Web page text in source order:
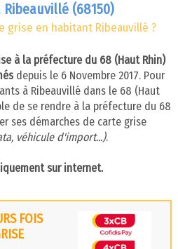
Ribeauvillé (68150)
grise en habitant Ribeauvillé ?
à la préfecture du 68 (Haut Rhin)
depuis le 6 Novembre 2017. Pour
à Ribeauvillé dans le 68 (Haut
de se rendre à la préfecture du 68
ses démarches de carte grise
véhicule d'import...).
sur internet.
FOIS